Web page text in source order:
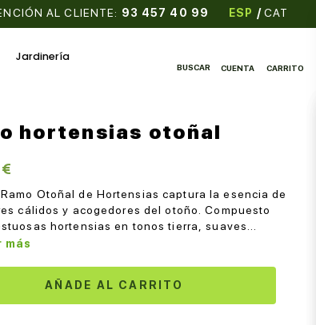
AL CLIENTE: 93 457 40 99 ESP / CAT
Jardinería
CARRITO
CUENTA
BUSCAR
hortensias otoñal
Otoñal de Hortensias captura la esencia de
cálidos y acogedores del otoño. Compuesto
hortensias en tonos tierra, suaves
delicados naranjas, este...
más
AÑADE AL CARRITO